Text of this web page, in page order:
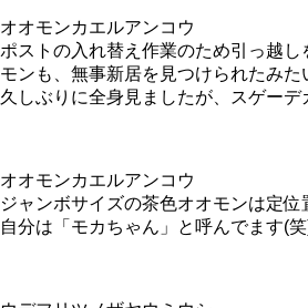
オオモンカエルアンコウ
ポストの入れ替え作業のため引っ越
モンも、無事新居を見つけられたみ
久しぶりに全身見ましたが、スゲー
オオモンカエルアンコウ
ジャンボサイズの茶色オオモンは定位
自分は「モカちゃん」と呼んでます(笑)